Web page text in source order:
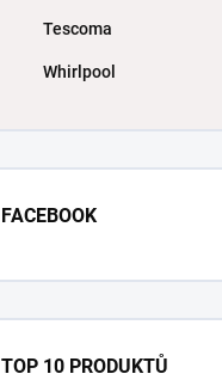
Tescoma
Whirlpool
FACEBOOK
TOP 10 PRODUKTŮ